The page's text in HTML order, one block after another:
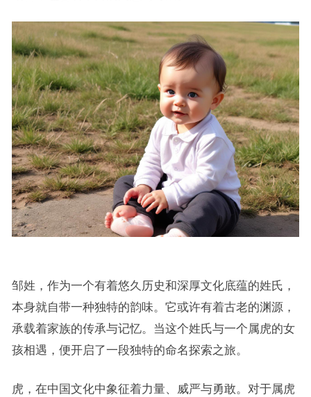
邹姓，作为一个有着悠久历史和深厚文化底蕴的姓氏，
本身就自带一种独特的韵味。它或许有着古老的渊源，
承载着家族的传承与记忆。当这个姓氏与一个属虎的女
孩相遇，便开启了一段独特的命名探索之旅。
虎，在中国文化中象征着力量、威严与勇敢。对于属虎